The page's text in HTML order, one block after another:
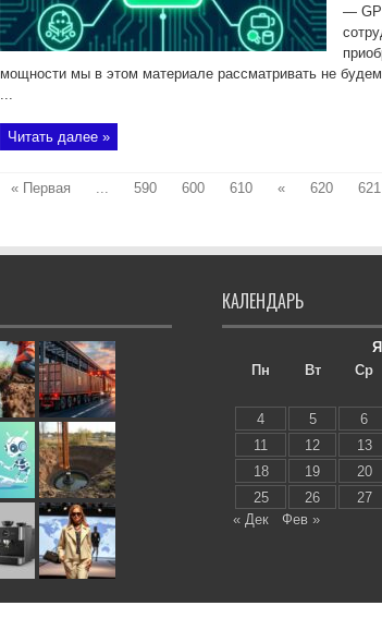
—
мощности мы в этом материале рассматривать не
...
Читать далее »
« Первая ... 590 600 610 « 620 621
КАЛЕНДАРЬ
Пн
Вт Ср
4
5 6
11
12 13
18
19 20
25
26 27
« Дек
Фев »